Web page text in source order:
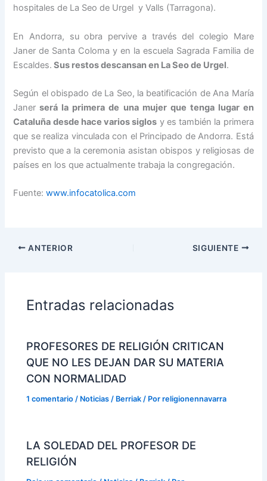
hospitales de La Seo de Urgel y Valls (Tarragona).
En Andorra, su obra pervive a través del colegio Mare
Janer de Santa Coloma y en la escuela Sagrada Familia de
Escaldes. Sus restos descansan en La Seo de Urgel.
Según el obispado de La Seo, la beatificación de Ana María
Janer será la primera de una mujer que tenga lugar en
Cataluña desde hace varios siglos y es también la primera
que se realiza vinculada con el Principado de Andorra. Está
previsto que a la ceremonia asistan obispos y religiosas de
países en los que actualmente trabaja la congregación.
Fuente:www.infocatolica.com
ANTERIOR SIGUIENTE
Entradas relacionadas
PROFESORES DE RELIGIÓN CRITICAN
QUE NO LES DEJAN DAR SU MATERIA
CON NORMALIDAD
1 comentario / Noticias / Berriak / Porreligionennavarra
LA SOLEDAD DEL PROFESOR DE
RELIGIÓN